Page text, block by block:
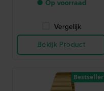
● Op voorraad
Vergelijk
Bekijk Product
Bestseller